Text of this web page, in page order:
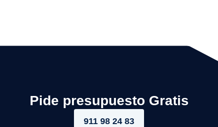
Pide presupuesto Gratis
911 98 24 83